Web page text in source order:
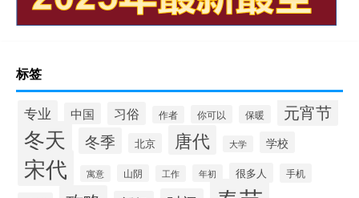
标签
专业 中国 习俗 作者 你可以 保暖 元宵节
冬天 冬季 北京 唐代 大学 学校
宋代 寓意 山阴 工作 年初 很多人 手机